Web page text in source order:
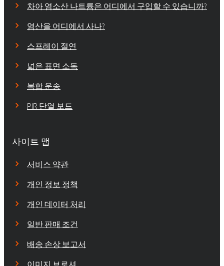
차아 염소산 나트륨은 어디에서 구입할 수 있습니까?
염산을 어디에서 사나?
스프레이 절연
넓은 표면 소독
복합 운송
PIR 단열 보드
사이트 맵
서비스 약관
개인 정보 정책
개인 데이터 처리
일반 판매 조건
배송 손상 보고서